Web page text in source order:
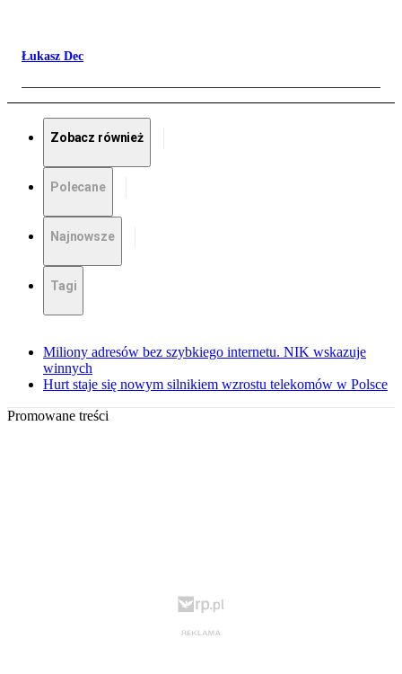
Łukasz Dec
Zobacz również
Polecane
Najnowsze
Tagi
Miliony adresów bez szybkiego internetu. NIK wskazuje
winnych
Hurt staje się nowym silnikiem wzrostu telekomów w Polsce
Promowane treści